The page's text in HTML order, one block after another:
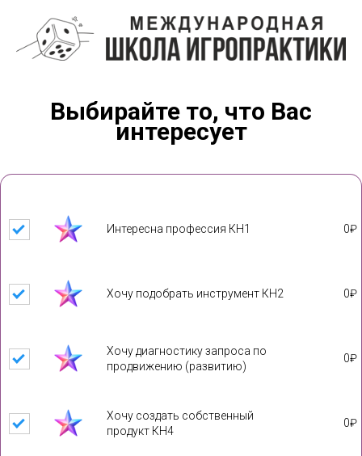
Выбирайте то, что Вас
интересует
Интересна профессия КН1 0₽
Хочу подобрать инструмент КН2 0₽
Хочу диагностику запроса по
продвижению (развитию)
0₽
Хочу создать собственный
продукт КН4
0₽